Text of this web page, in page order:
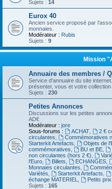
Sujets : 14
Eurox 40
Ancien service proposé par
monnaies.
Modérateur : Rubis
Sujets : 9
Mission
Annuaire des membres /
Service d'annuaire du site
présenter, vous et votre collection
Sujets : 230
Petites Annonces
Discussions sur les petites
AD€
Modérateur : jore
Sous-forums :
ACHAT, 2 €
circulantes
Commémoratives
Starterkit Artefacts
Objets de
commémoratives
BU et BE,
non circulantes (hors 2 €)
l'Euro
Billets ECHANGES,
Monnaies circulantes
Variétés
Starterkit Artefacts
échange MATERIEL
Petits prix
Sujets : 165